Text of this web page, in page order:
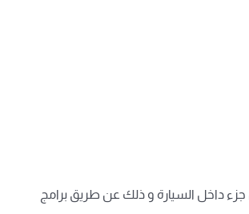
الدورات التدريبية التى تختص بكل جزء داخل السيارة و ذلك عن طريق برامج